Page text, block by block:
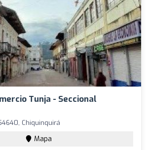
Tunja - Seccional
Chiquinquirá
Mapa